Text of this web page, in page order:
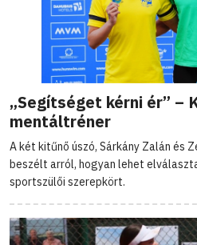
„Segítséget kérni ér” –
mentáltréner
A két kitűnő úszó, Sárkány Zalán és
beszélt arról, hogyan lehet
sportszülői szerepkört.